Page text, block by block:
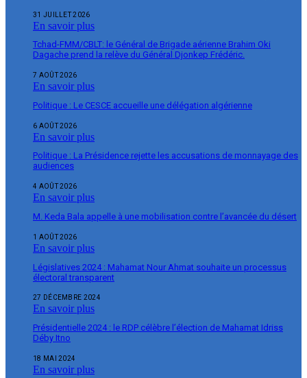
31 JUILLET 2026
En savoir plus
Tchad-FMM/CBLT: le Général de Brigade aérienne Brahim Oki
Dagache prend la relève du Général Djonkep Frédéric.
7 AOÛT 2026
En savoir plus
Politique : Le CESCE accueille une délégation algérienne
6 AOÛT 2026
En savoir plus
Politique : La Présidence rejette les accusations de monnayage des
audiences
4 AOÛT 2026
En savoir plus
M. Keda Bala appelle à une mobilisation contre l’avancée du désert
1 AOÛT 2026
En savoir plus
Législatives 2024 : Mahamat Nour Ahmat souhaite un processus
électoral transparent
27 DÉCEMBRE 2024
En savoir plus
Présidentielle 2024 : le RDP célèbre l’élection de Mahamat Idriss
Déby Itno
18 MAI 2024
En savoir plus